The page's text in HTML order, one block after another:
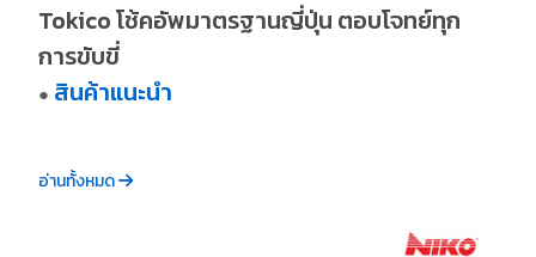
Tokico โช้คอัพมาตรฐานญี่ปุ่น ตอบโจทย์ทุก
การขับขี่
● สินค้าแนะนำ
อ่านทั้งหมด